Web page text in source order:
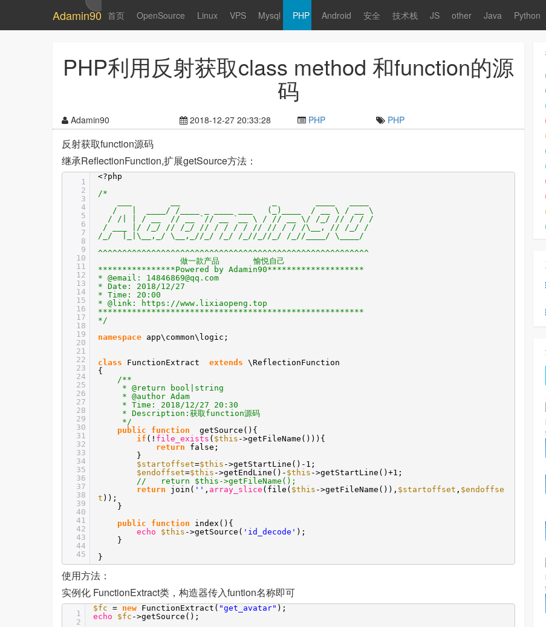
Adamin90 首页 OpenSource Linux VPS Mysql PHP Android 安全 技术栈 JS other Java Python
PHP利用反射获取class method 和function的源
码
Adamin90 2018-12-27 20:33:28 PHP PHP
反射获取function源码
继承ReflectionFunction,扩展getSource方法：
1
2
3
4
5
6
7
8
9
10
11
12
13
14
15
16
17
18
19
20
21
22
23
24
25
26
27
28
29
30
31
32
33
34
35
36
37
38
39
40
41
42
43
44
45
<?php
/*
/ | ____/ /____ _ ____ ___ (_)____ / __ \ / __ \
/ /| | / __ // __ `// __ `__ \ / // __ \/ /_/ // / / /
/ ___ |/ /_/ // /_/ // / / / / // // / / /\__, // /_/ /
/_/ |_|\__,_/ \__,_//_/ /_/ /_//_//_/ /_//____/ \____/
^^^^^^^^^^^^^^^^^^^^^^^^^^^^^^^^^^^^^^^^^^^^^^^^^^^^^^^^
做一款产品 愉悦自己
****************Powered by Adamin90********************
* @email: 14846869@qq.com
* Date: 2018/12/27
* Time: 20:00
* @link: https://www.lixiaopeng.top
*******************************************************
*/
namespace app\common\logic;
class FunctionExtract extends \ReflectionFunction
{
/**
* @return bool|string
* @author Adam
* Time: 2018/12/27 20:30
* Description:获取function源码
*/
public
function
getSource(){
if (! file_exists ( $this ->getFileName())){
return
false;
}
$startoffset=$this ->getStartLine()-1;
$endoffset=$this ->getEndLine()- $this ->getStartLine()+1;
// return $this->getFileName();
return
join( '' , array_slice (file( $this ->getFileName()), $startoffset , $endoffse
t ));
}
public
function
index(){
echo
$this ->getSource( 'id_decode' );
}
}
使用方法：
实例化 FunctionExtract类，构造器传入funtion名称即可
1
2
$fc = new FunctionExtract( "get_avatar" );
echo
$fc ->getSource();